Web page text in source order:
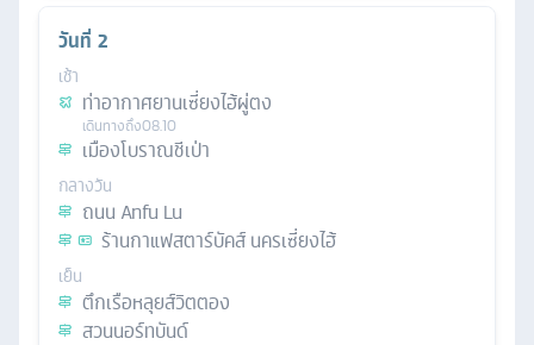
วันที่ 2
เช้า
ท่าอากาศยานเซี่ยงไฮ้ผู่ตง
เดินทางถึง08.10
เมืองโบราณชีเป่า
กลางวัน
ถนน Anfu Lu
ร้านกาแฟสตาร์บัคส์ นครเซี่ยงไฮ้
เย็น
ตึกเรือหลุยส์วิตตอง
สวนนอร์ทบันด์